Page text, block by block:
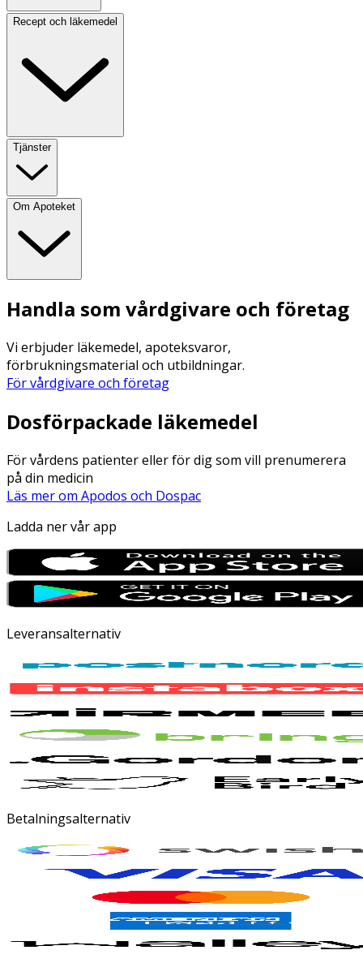
Recept och läkemedel
Tjänster
Om Apoteket
Handla som vårdgivare och företag
Vi erbjuder läkemedel, apoteksvaror,
förbrukningsmaterial och utbildningar.
För vårdgivare och företag
Dosförpackade läkemedel
För vårdens patienter eller för dig som vill prenumerera
på din medicin
Läs mer om Apodos och Dospac
Ladda ner vår app
Leveransalternativ
Betalningsalternativ